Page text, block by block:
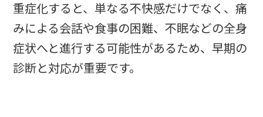
重症化すると、単なる不快感だけでなく、痛
みによる会話や食事の困難、不眠などの全身
症状へと進行する可能性があるため、早期の
診断と対応が重要です。